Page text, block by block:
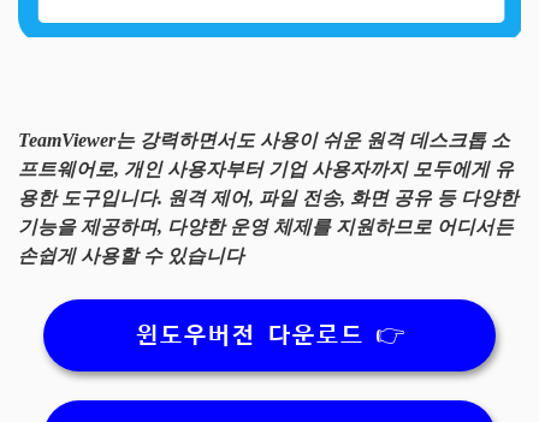
TeamViewer는 강력하면서도 사용이 쉬운 원격 데스크톱 소
프트웨어로, 개인 사용자부터 기업 사용자까지 모두에게 유
용한 도구입니다. 원격 제어, 파일 전송, 화면 공유 등 다양한
기능을 제공하며, 다양한 운영 체제를 지원하므로 어디서든
손쉽게 사용할 수 있습니다
윈도우버전 다운로드 👉